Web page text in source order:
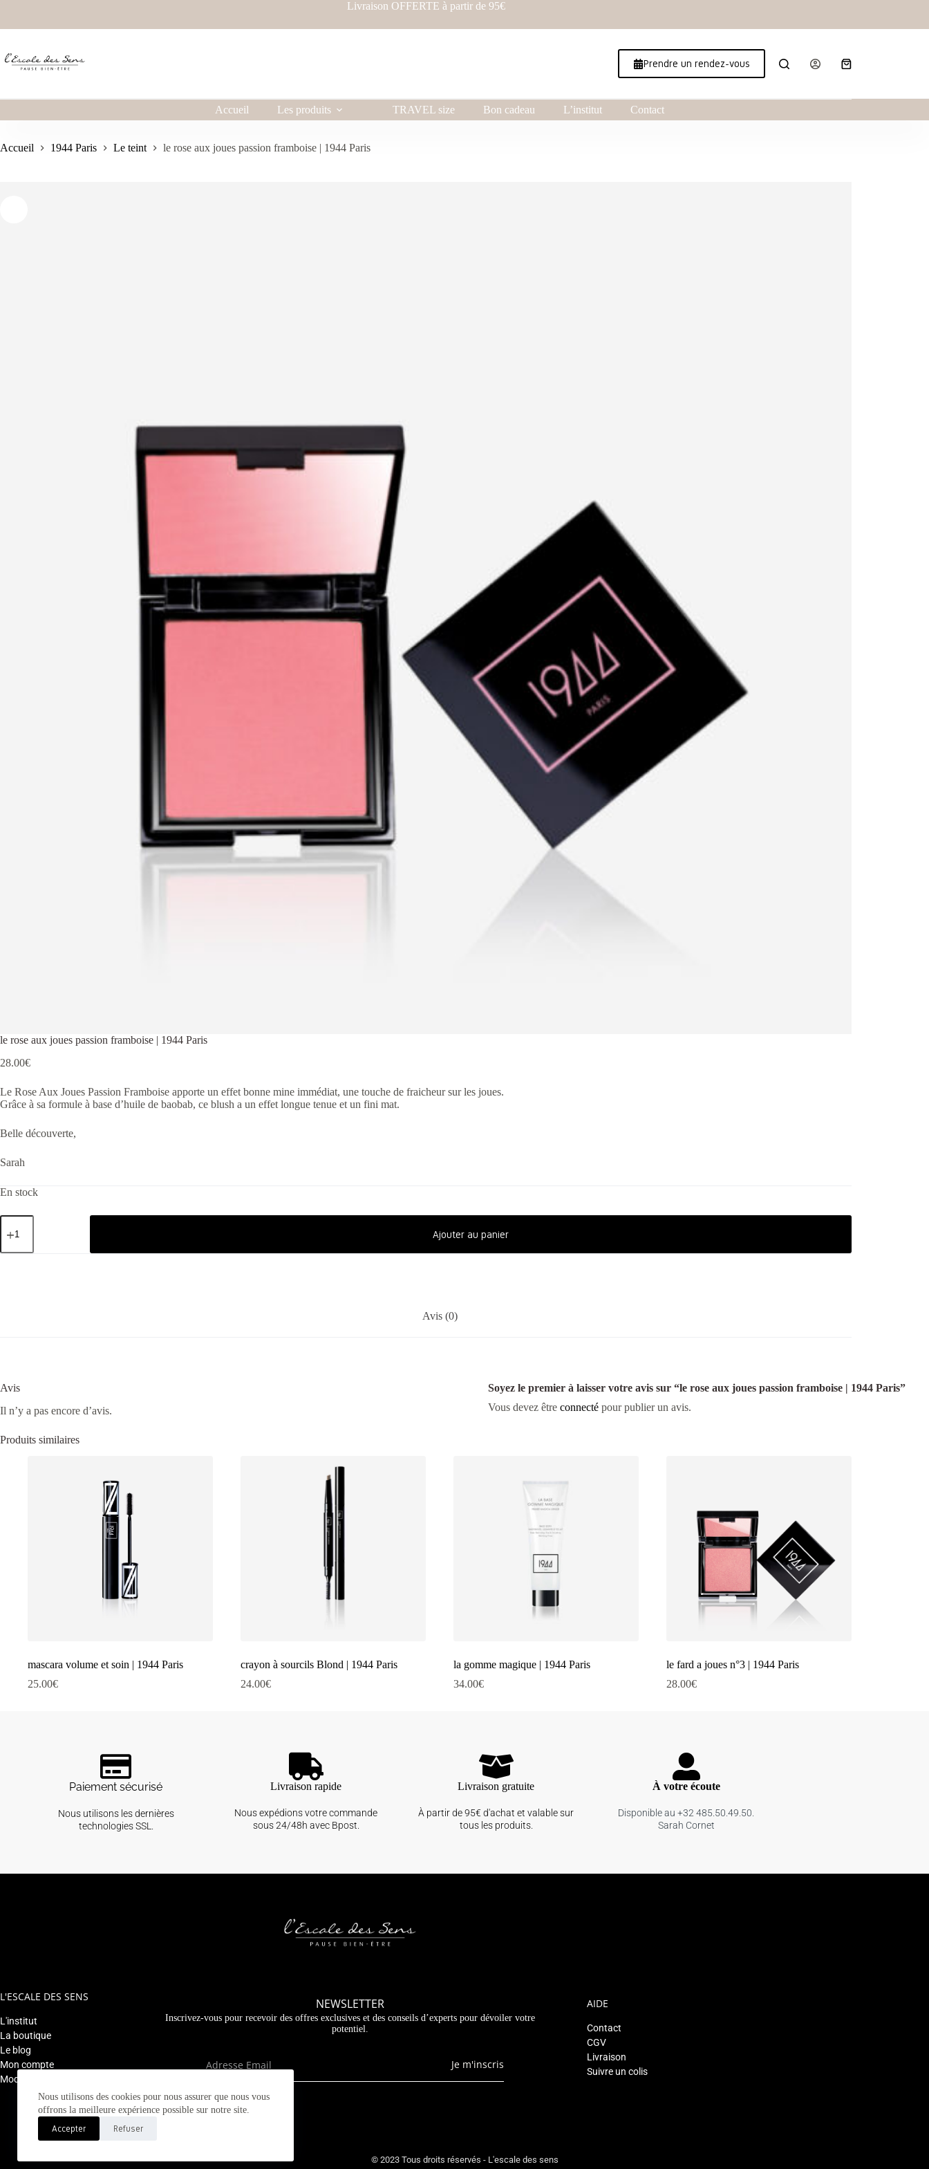
Nous utilisons des cookies pour nous assurer que nous vous
offrons la meilleure expérience possible sur notre site.
Accepter Refuser
Livraison OFFERTE à partir de 95€
Prendre un rendez-vous
Accueil Les produits TRAVEL size Bon cadeau L’institut Contact
Accueil 1944 Paris Le teint le rose aux joues passion framboise | 1944 Paris
le rose aux joues passion framboise | 1944 Paris
28.00€
Le Rose Aux Joues Passion Framboise apporte un effet bonne mine immédiat, une touche de fraicheur sur les joues.
Grâce à sa formule à base d’huile de baobab, ce blush a un effet longue tenue et un fini mat.
Belle découverte,
Sarah
En stock
Ajouter au panier
Avis (0)
Avis
Il n’y a pas encore d’avis.
Soyez le premier à laisser votre avis sur “le rose aux joues passion framboise | 1944 Paris”
Vous devez être connectépour publier un avis.
Produits similaires
mascara volume et soin | 1944 Paris
25.00€
crayon à sourcils Blond | 1944 Paris
24.00€
la gomme magique | 1944 Paris
34.00€
le fard a joues n°3 | 1944 Paris
28.00€
Paiement sécurisé
Nous utilisons les dernières
technologies SSL.
Livraison rapide
Nous expédions votre commande
sous 24/48h avec Bpost.
Livraison gratuite
À partir de 95€ d'achat et valable sur
tous les produits.
À votre écoute
Disponible au +32 485.50.49.50.
Sarah Cornet
L'ESCALE DES SENS
L'institut
La boutique
Le blog
Mon compte
Modifier mon rendez-vous
NEWSLETTER
Inscrivez-vous pour recevoir des offres exclusives et des conseils d’experts pour dévoiler votre
potentiel.
Je m'inscris
AIDE
Contact
CGV
Livraison
Suivre un colis
© 2023 Tous droits réservés - L'escale des sens